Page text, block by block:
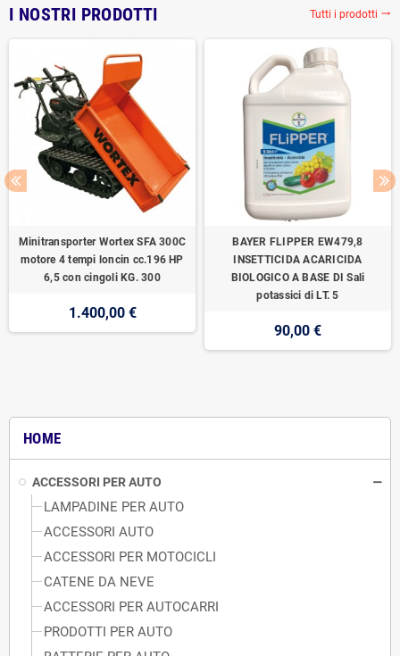
HOME
ACCESSORI PER AUTO
LAMPADINE PER AUTO
ACCESSORI AUTO
ACCESSORI PER MOTOCICLI
CATENE DA NEVE
ACCESSORI PER AUTOCARRI
PRODOTTI PER AUTO
I NOSTRI PRODOTTI Tutti i prodotti trending_flat
Minitransporter Wortex SFA 300C
motore 4 tempi loncin cc.196 HP
6,5 con cingoli KG. 300
1.400,00 €
BAYER FLIPPER EW479,8
INSETTICIDA ACARICIDA
BIOLOGICO A BASE DI Sali
potassici di LT. 5
90,00 €